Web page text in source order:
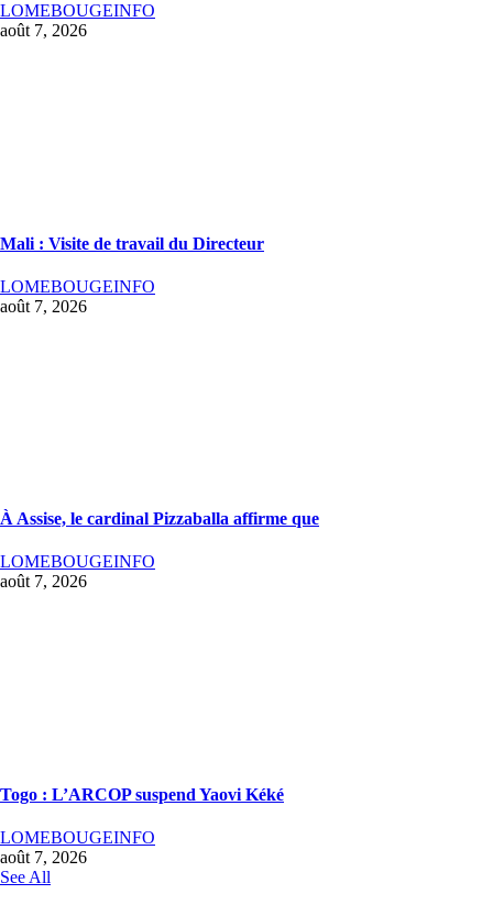
LOMEBOUGEINFO
août 7, 2026
Mali : Visite de travail du Directeur
LOMEBOUGEINFO
août 7, 2026
À Assise, le cardinal Pizzaballa affirme que
LOMEBOUGEINFO
août 7, 2026
Togo : L’ARCOP suspend Yaovi Kéké
LOMEBOUGEINFO
août 7, 2026
See All